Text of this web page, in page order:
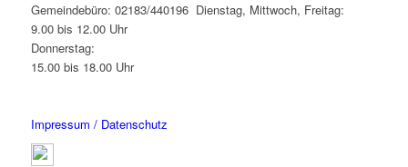
Gemeindebüro: 02183/440196 Dienstag, Mittwoch, Freitag:
9.00 bis 12.00 Uhr
Donnerstag:
15.00 bis 18.00 Uhr
Impressum / Datenschutz